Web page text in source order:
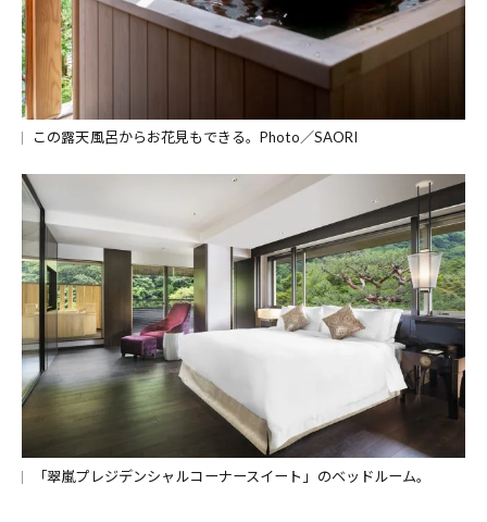
この露天風呂からお花見もできる。Photo／SAORI
「翠嵐プレジデンシャルコーナースイート」のベッドルーム。